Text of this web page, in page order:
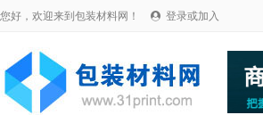
您好，欢迎来到包装材料网！  登录或加入